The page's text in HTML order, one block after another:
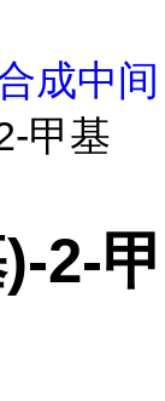
成中间
甲基
2-甲